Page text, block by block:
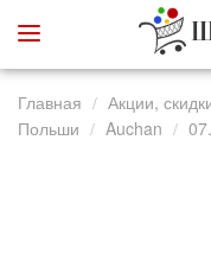
Главная
Акции,
Польши
Auchan